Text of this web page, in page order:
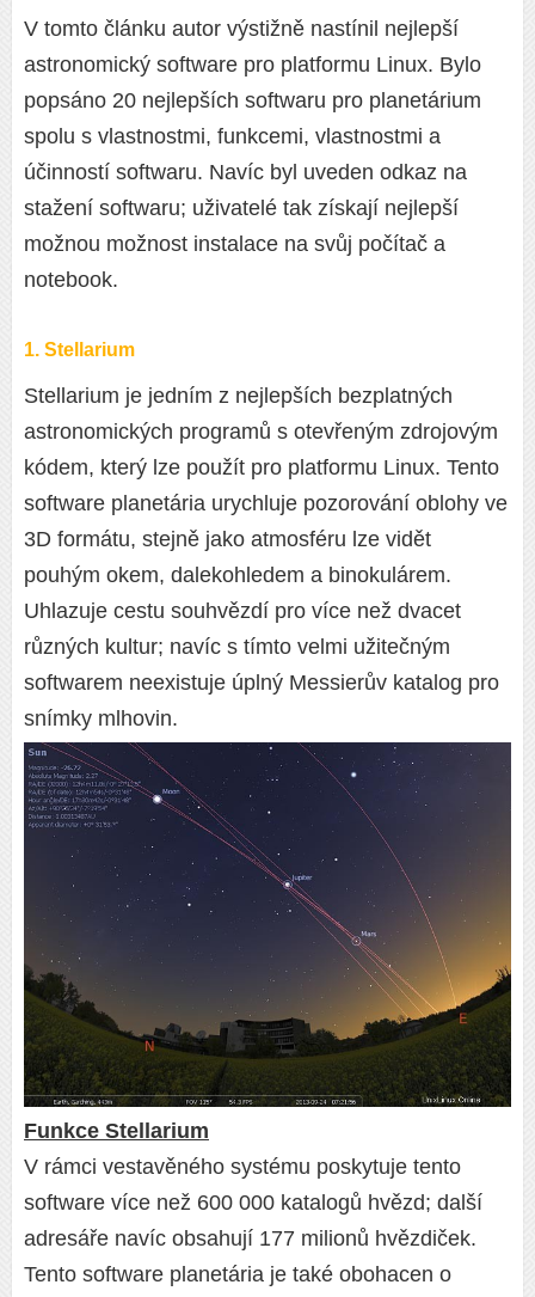
V tomto článku autor výstižně nastínil nejlepší
astronomický software pro platformu Linux. Bylo
popsáno 20 nejlepších softwaru pro planetárium
spolu s vlastnostmi, funkcemi, vlastnostmi a
účinností softwaru. Navíc byl uveden odkaz na
stažení softwaru; uživatelé tak získají nejlepší
možnou možnost instalace na svůj počítač a
notebook.
1. Stellarium
Stellarium je jedním z nejlepších bezplatných
astronomických programů s otevřeným zdrojovým
kódem, který lze použít pro platformu Linux. Tento
software planetária urychluje pozorování oblohy ve
3D formátu, stejně jako atmosféru lze vidět
pouhým okem, dalekohledem a binokulárem.
Uhlazuje cestu souhvězdí pro více než dvacet
různých kultur; navíc s tímto velmi užitečným
softwarem neexistuje úplný Messierův katalog pro
snímky mlhovin.
Funkce Stellarium
V rámci vestavěného systému poskytuje tento
software více než 600 000 katalogů hvězd; další
adresáře navíc obsahují 177 milionů hvězdiček.
Tento software planetária je také obohacen o